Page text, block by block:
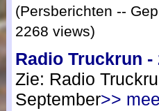
(Persberichten --
2268 views)
Radio Truckrun -
Zie: Radio
September>>